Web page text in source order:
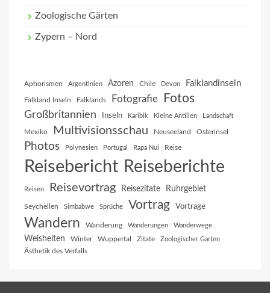
Zoologische Gärten
Zypern – Nord
Aphorismen Argentinien Azoren Chile Devon Falklandinseln
Falkland Inseln Falklands Fotografie Fotos
Großbritannien Inseln Karibik Kleine Antillen Landschaft
Mexiko Multivisionsschau Neuseeland Osterinsel
Photos Polynesien Portugal Rapa Nui Reise
Reisebericht Reiseberichte
Reisen Reisevortrag Reisezitate Ruhrgebiet
Seychellen Simbabwe Sprüche Vortrag Vorträge
Wandern Wanderung Wanderungen Wanderwege
Weisheiten Winter Wuppertal Zitate Zoologischer Garten
Ästhetik des Verfalls